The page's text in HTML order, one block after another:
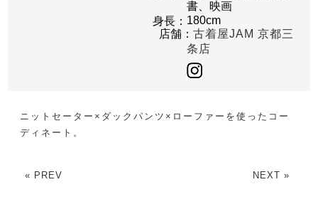
書、映画
身長： 180cm
店舗：古着屋JAM 京都三
条店
ニットセーター×ダックパンツ×ローファーを使ったコー
ディネート。
« PREV NEXT »